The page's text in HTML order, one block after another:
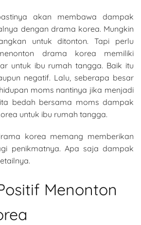
akan membawa dampak
dengan drama korea. Mungkin
untuk ditonton. Tapi perlu
drama korea memiliki
untuk ibu rumah tangga. Baik itu
negatif. Lalu, seberapa besar
moms nantinya jika menjadi
bedah bersama moms dampak
untuk ibu rumah tangga.
korea memang memberikan
penikmatnya. Apa saja dampak
Menonton